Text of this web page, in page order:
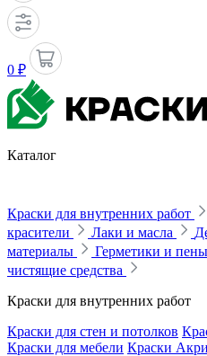
0 ₽
Каталог
Краски для внутренних работ
красители
Лаки и масла
материалы
Герметики и пены
чистящие средства
Краски для внутренних работ
Краски для стен и потолков
Краски для мебели Краски